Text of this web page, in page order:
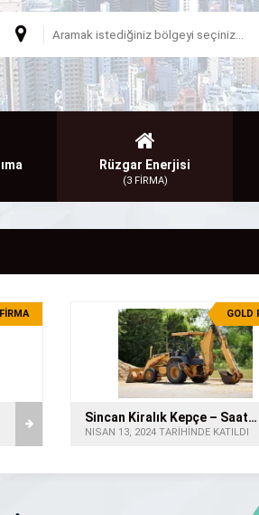
Rüzgar Enerjisi
(3 FİRMA)
GOLD
Sincan Kiralık Kepçe – Saatlik Kepçe
NISAN 13, 2024 TARİHİNDE KATILDI